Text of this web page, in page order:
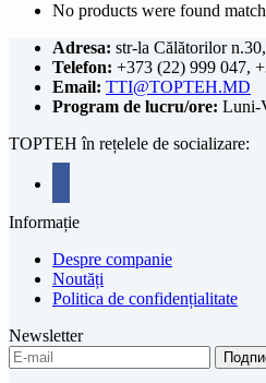
No products were found
Adresa: str-la Călătorilor
Telefon: +373 (22) 999 047,
Email: TTI@TOPTEH.MD
Program de lucru/ore: Luni-
TOPTEH în rețelele de socializare:
Informație
Despre companie
Noutăți
Politica de confidențialitate
Newsletter